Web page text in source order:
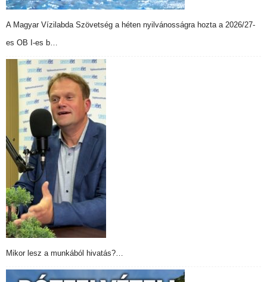
A Magyar Vízilabda Szövetség a héten nyilvánosságra hozta a 2026/27-
es OB I-es b…
Mikor lesz a munkából hivatás?…